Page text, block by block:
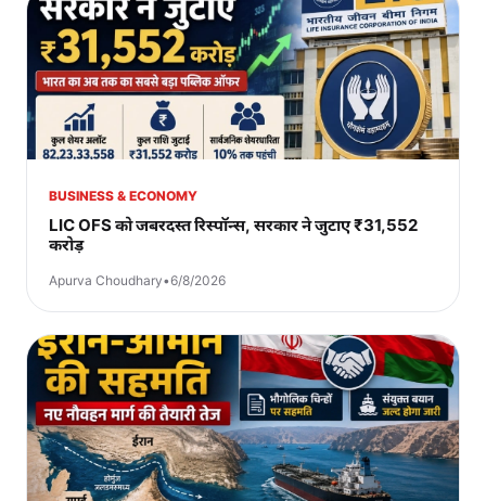
BUSINESS & ECONOMY
LIC OFS को जबरदस्त रिस्पॉन्स, सरकार ने जुटाए ₹31,552
करोड़
Apurva Choudhary•6/8/2026